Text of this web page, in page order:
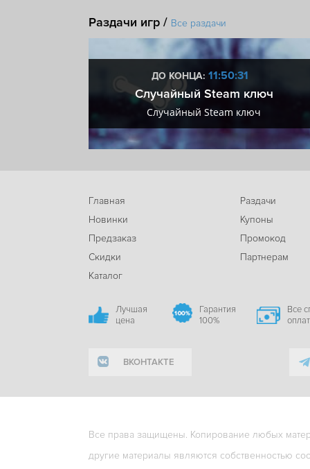
Раздачи игр / Все раздачи
ДО КОНЦА: 11:50:30
Случайный Steam ключ
Случайный Steam ключ
Главная
Новинки
Предзаказ
Скидки
Каталог
Раздачи
Купоны
Промокод
Партнерам
Лучшая
цена
Гарантия
100%
Все
ВКОНТАКТЕ
Все права защищены. Копирование любых
другие материалы являются собственностью